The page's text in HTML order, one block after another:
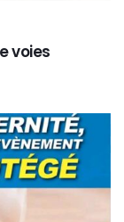
voies